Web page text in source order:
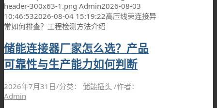
header-300x63-1.png Admin2026-08-03
10:46:532026-08-04 15:19:22高压线束连接异
常如何排查？工程检测方法介绍
储能连接器厂家怎么选？产品
可靠性与生产能力如何判断
2026年7月31日/分类： 储能插头 /作者：
Admin